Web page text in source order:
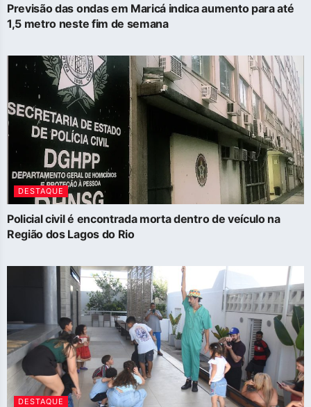
Previsão das ondas em Maricá indica aumento para até
1,5 metro neste fim de semana
DESTAQUE
Policial civil é encontrada morta dentro de veículo na
Região dos Lagos do Rio
DESTAQUE